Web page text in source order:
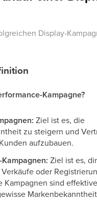
Display-
Kampagne?
Ziel ist es, die
zu steigern und
aufzubauen.
Ziel ist es,
oder
Kampagnen sind